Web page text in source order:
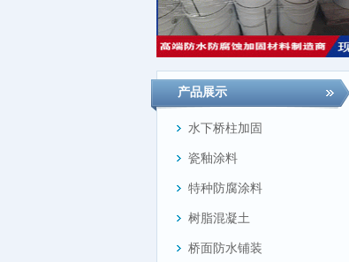
产品展示
水下桥柱加固
瓷釉涂料
特种防腐涂料
树脂混凝土
桥面防水铺装